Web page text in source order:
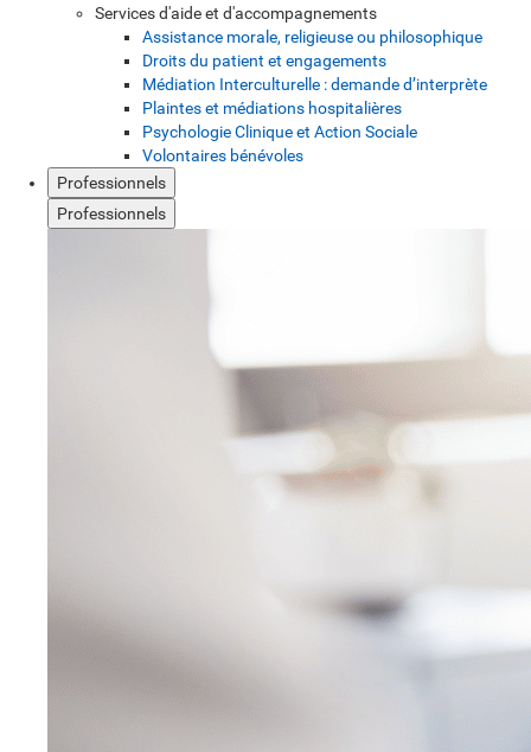
Services d'aide et d'accompagnements
Assistance morale, religieuse ou philosophique
Droits du patient et engagements
Médiation Interculturelle : demande d’interprète
Plaintes et médiations hospitalières
Psychologie Clinique et Action Sociale
Volontaires bénévoles
Professionnels
Professionnels